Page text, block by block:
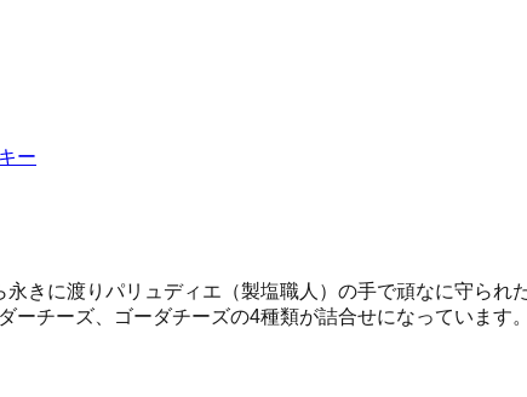
ー
きに渡りパリュディエ（製塩職人）の手で頑なに守ら
ーチーズ、ゴーダチーズの4種類が詰合せになっていま